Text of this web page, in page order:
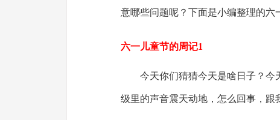
意哪些问题呢？下面是小编整理的六
六一儿童节的周记1
今天你们猜猜今天是啥日子？今
级里的声音震天动地，怎么回事，跟